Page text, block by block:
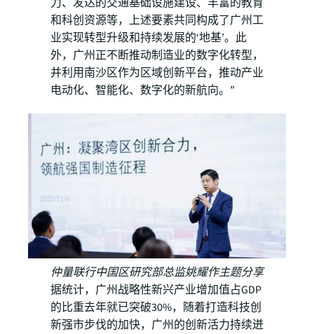
和科创资源等，上述要素共同构成了广州工
业实现转型升级和持续发展的‘地基’。此
外，广州正不断推动制造业的数字化转型，
并利用南沙区作为区域创新平台，推动产业
电动化、智能化、数字化的新航向。”
仲量联行中国区研究部总监姚耀作主题分享
据统计，广州战略性新兴产业增加值占GDP
的比重去年就已突破30%，随着打造科技创
新强市步伐的加快，广州的创新活力持续迸